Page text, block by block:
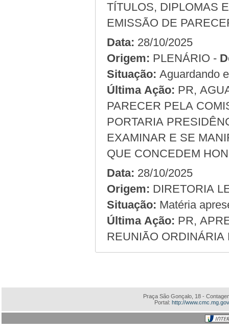
TÍTULOS, DIPLOMAS
EMISSÃO DE
Data: 28/10/2025
Origem:
PLENÁRIO -
Situação: Aguardando
Última Ação: PR,
PARECER PELA
PORTARIA
EXAMINAR E SE
QUE CONCEDEM
Data: 28/10/2025
Origem:
Situação: Matéria
Última Ação: PR,
REUNIÃO ORDINÁRIA
Praça São Gonçalo, 18 -
Portal: http://